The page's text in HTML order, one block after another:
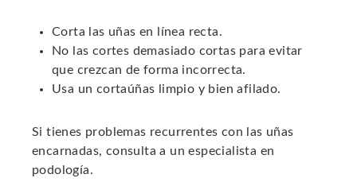
Corta las uñas en línea recta.
No las cortes demasiado cortas para evitar
que crezcan de forma incorrecta.
Usa un cortaúñas limpio y bien afilado.
Si tienes problemas recurrentes con las uñas
encarnadas, consulta a un especialista en
podología.